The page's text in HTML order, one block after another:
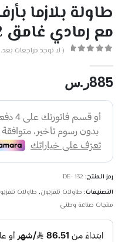
طاولة بلازما
مع رمادي غامق DE-132
( لا توجد مراجعات
885ر.س
رمز المنتج: DE- 132
التصنيفات: طاولات تلفزيون, طاولات
منتجات صناعة وطني